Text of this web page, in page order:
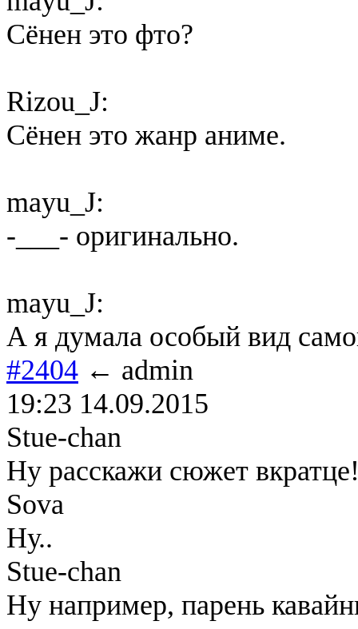
Сёнен это фто?
Rizou_J:
Сёнен это жанр аниме.
mayu_J:
-___- оригинально.
mayu_J:
А я думала особый вид
#2404 ← admin
19:23 14.09.2015
Stue-chan
Ну расскажи сюжет
Sova
Ну..
Stue-chan
Ну например, парень